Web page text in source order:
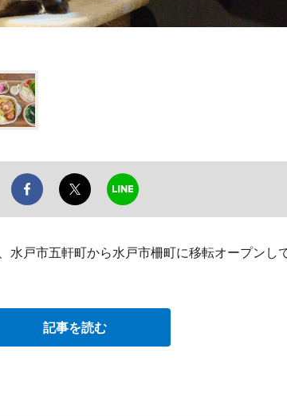
戸市五軒町から水戸市柵町に移転オープンし
記事を読む